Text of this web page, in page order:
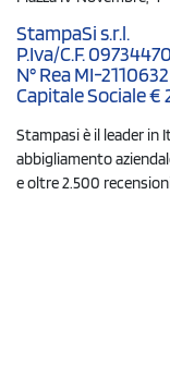
StampaSi s.r.l.
P.Iva/C.F.
N° Rea MI-2110632
Capitale Sociale €
Stampasi è il leader in
abbigliamento
e oltre 2.500